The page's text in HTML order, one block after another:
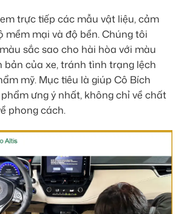
trực tiếp các mẫu vật liệu, cảm
mềm mại và độ bền. Chúng tôi
sắc sao cho hài hòa với màu
bản của xe, tránh tình trạng lệch
mỹ. Mục tiêu là giúp Cô Bích
ưng ý nhất, không chỉ về chất
phong cách.